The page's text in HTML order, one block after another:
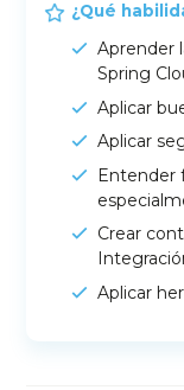
¿Qué
Aprender
Spring
Aplicar
Aplicar
Entender
Crear
Aplicar